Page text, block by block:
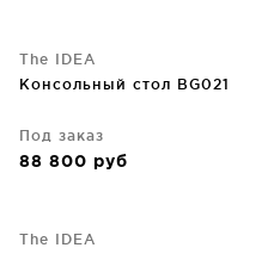
The IDEA
Консольный стол BG021
Под заказ
88 800 руб
The IDEA